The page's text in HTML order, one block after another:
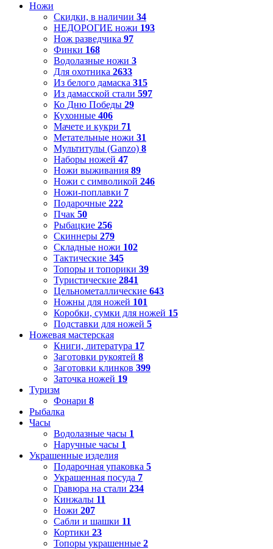
Ножи
Скидки, в наличии 34
НЕДОРОГИЕ ножи 193
Нож разведчика 97
Финки 168
Водолазные ножи 3
Для охотника 2633
Из белого дамаска 315
Из дамасской стали 597
Ко Дню Победы 29
Кухонные 406
Мачете и кукри 71
Метательные ножи 31
Мультитулы (Ganzo) 8
Наборы ножей 47
Ножи выживания 89
Ножи с символикой 246
Ножи-поплавки 7
Подарочные 222
Пчак 50
Рыбацкие 256
Скиннеры 279
Складные ножи 102
Тактические 345
Топоры и топорики 39
Туристические 2841
Цельнометаллические 643
Ножны для ножей 101
Коробки, сумки для ножей 15
Подставки для ножей 5
Ножевая мастерская
Книги, литература 17
Заготовки рукоятей 8
Заготовки клинков 399
Заточка ножей 19
Туризм
Фонари 8
Рыбалка
Часы
Водолазные часы 1
Наручные часы 1
Украшенные изделия
Подарочная упаковка 5
Украшенная посуда 7
Гравюра на стали 234
Кинжалы 11
Ножи 207
Сабли и шашки 11
Кортики 23
Топоры украшенные 2